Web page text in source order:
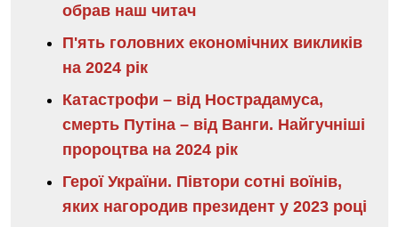
обрав наш читач
П'ять головних економічних викликів
на 2024 рік
Катастрофи – від Нострадамуса,
смерть Путіна – від Ванги. Найгучніші
пророцтва на 2024 рік
Герої України. Півтори сотні воїнів,
яких нагородив президент у 2023 році